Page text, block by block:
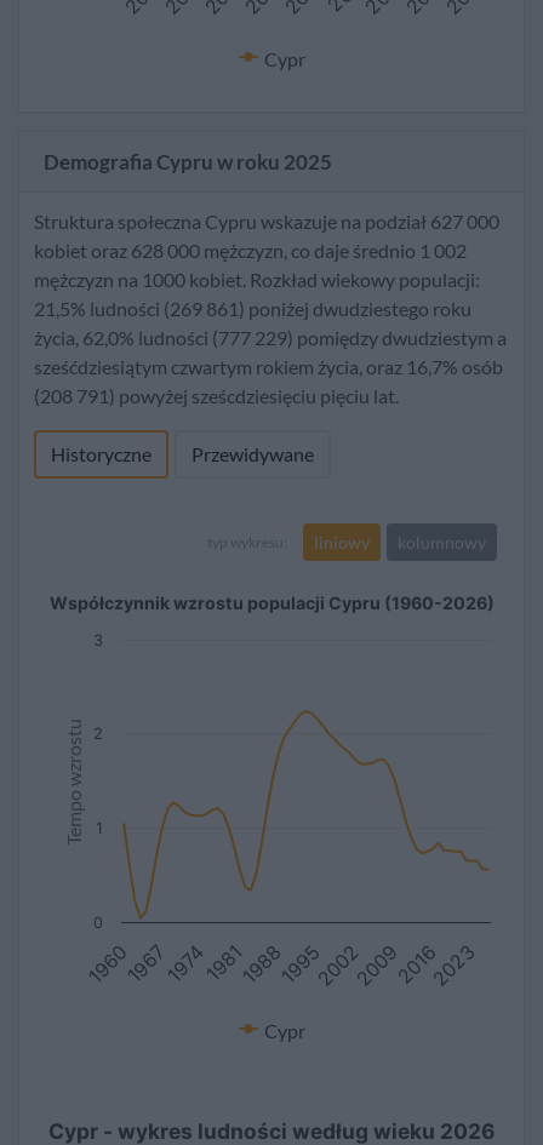
Cypr
Demografia Cypru w roku 2025
Struktura społeczna Cypru wskazuje na podział 627 000
kobiet oraz 628 000 mężczyzn, co daje średnio 1 002
mężczyzn na 1000 kobiet. Rozkład wiekowy populacji:
21,5% ludności (269 861) poniżej dwudziestego roku
życia, 62,0% ludności (777 229) pomiędzy dwudziestym a
sześćdziesiątym czwartym rokiem życia, oraz 16,7% osób
(208 791) powyżej sześcdziesięciu pięciu lat.
Historyczne Przewidywane
typ wykresu: liniowy kolumnowy
Tempo wzrostu
Współczynnik wzrostu populacji Cypru (1960-2026)
Cypr
1960 2002
19671974198119881995 200920162023
0
1
2
3
Cypr - wykres ludności według wieku 2026